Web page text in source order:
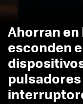
Ahorran
esconden
pulsadores